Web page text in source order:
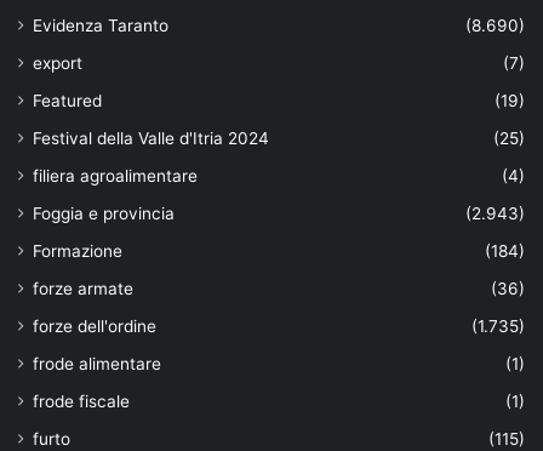
Evidenza Taranto
(8.690)
export
(7)
Featured
(19)
Festival della Valle d'Itria 2024
(25)
filiera agroalimentare
(4)
Foggia e provincia
(2.943)
Formazione
(184)
forze armate
(36)
forze dell'ordine
(1.735)
frode alimentare
(1)
frode fiscale
(1)
furto
(115)